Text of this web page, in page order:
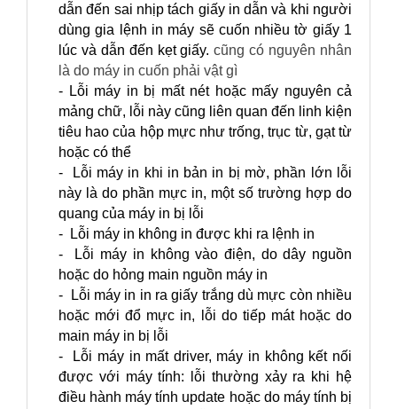
dẫn đến sai nhịp tách giấy in dẫn và khi người
dùng gia lệnh in máy sẽ cuốn nhiều tờ giấy 1
lúc và dẫn đến kẹt giấy. cũng có nguyên nhân
là do máy in cuốn phải vật gì
- Lỗi máy in bị mất nét hoặc mấy nguyên cả
mảng chữ, lỗi này cũng liên quan đến linh kiện
tiêu hao của hộp mực như trống, trục từ, gạt từ
hoặc có thể
- Lỗi máy in khi in bản in bị mờ, phần lớn lỗi
này là do phần mực in, một số trường hợp do
quang của máy in bị lỗi
- Lỗi máy in không in được khi ra lệnh in
- Lỗi máy in không vào điện, do dây nguồn
hoặc do hỏng main nguồn máy in
- Lỗi máy in in ra giấy trắng dù mực còn nhiều
hoặc mới đổ mực in, lỗi do tiếp mát hoặc do
main máy in bị lỗi
- Lỗi máy in mất driver, máy in không kết nối
được với máy tính: lỗi thường xảy ra khi hệ
điều hành máy tính update hoặc do máy tính bị